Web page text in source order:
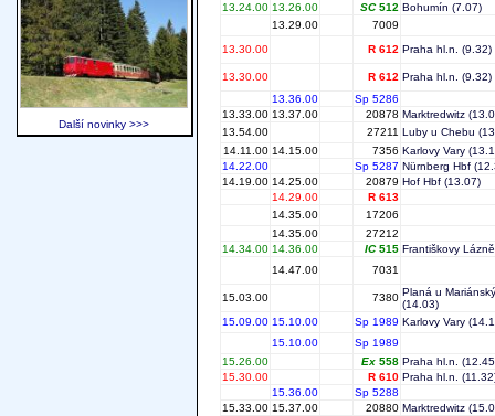
13.24.00 13.26.00 SC512 Bohumín (7.07)
13.29.00
7009
13.30.00
R 612 Praha hl.n. (9.32)
13.30.00 R 612 Praha hl.n. (9.32)
13.36.00
Sp 5286
13.33.00 13.37.00 20878 Marktredwitz
13.54.00
27211 Luby u Chebu
14.11.00 14.15.00 7356 Karlovy Vary
14.22.00
Sp 5287 Nürnberg Hbf
14.19.00 14.25.00 20879 Hof Hbf (13.07)
14.29.00
R 613
14.35.00
17206
14.35.00
27212
14.34.00 14.36.00 IC515 Františkovy Lázně
14.47.00
7031
15.03.00 7380 Planá u
(14.03)
15.09.00 15.10.00 Sp 1989 Karlovy Vary
15.10.00
Sp 1989
15.26.00
Ex 558 Praha hl.n.
15.30.00
R 610 Praha hl.n.
15.36.00
Sp 5288
15.33.00 15.37.00 20880 Marktredwitz
Další novinky >>>